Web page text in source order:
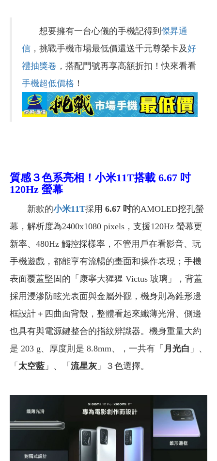
想要擁有一台心儀的手機記得到 傑昇通
信 ，挑戰手機市場最低價還送千元尊榮卡及好
禮抽獎卷 ，搭配門號再享高額折扣！快來看看
手機超低價格 ！
質感３色系亮相！小米11T搭載 6.67 吋
120Hz 螢幕
新款的小米11T採用 6.67 吋的AMOLED挖孔螢
幕，解析度為2400x1080 pixels，支援120Hz 螢幕更
新率、480Hz 觸控採樣率，不管用戶在看影音、玩
手機遊戲，都能享有流暢的畫面和操作表現；手機
表面覆蓋堅固的「康寧大猩猩 Victus 玻璃」，背蓋
採用浸滲防眩光表面與金屬外觀，機身則為錐形邊
框設計＋四曲面背殼，整體看起來纖薄光滑、側邊
也具有與電源鍵整合的指紋辨識器。機身重量大約
是 203 g、厚度則是 8.8mm、，一共有「 月光白 」、
「 太空藍 」、「 流星灰 」３色選擇。